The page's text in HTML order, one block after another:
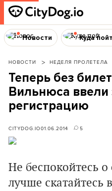
Новости Куда
НОВОСТИ НЕДЕЛЯ ПРОЛЕТЕЛА
Теперь без
Вильнюса
регистрацию
CITYDOG.IO01.06.2014 5
Не беспокойтесь о
лучше скатайтесь